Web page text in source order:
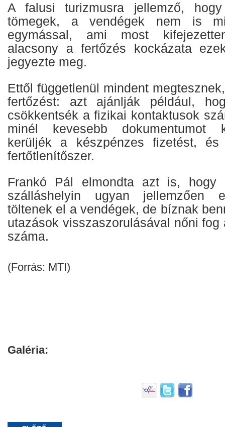
A falusi turizmusra jellemző,
tömegek, a vendégek nem is
egymással, ami most
alacsony a fertőzés kockázata
jegyezte meg.
Ettől függetlenül mindent
fertőzést: azt ajánlják például,
csökkentsék a fizikai kontaktusok
minél kevesebb dokumentumot
kerüljék a készpénzes fizetést, és
fertőtlenítőszer.
Frankó Pál elmondta azt is, hogy
szálláshelyin ugyan jellemzően
töltenek el a vendégek, de bíznak
utazások visszaszorulásával nőni fog
száma.
(Forrás: MTI)
Galéria: